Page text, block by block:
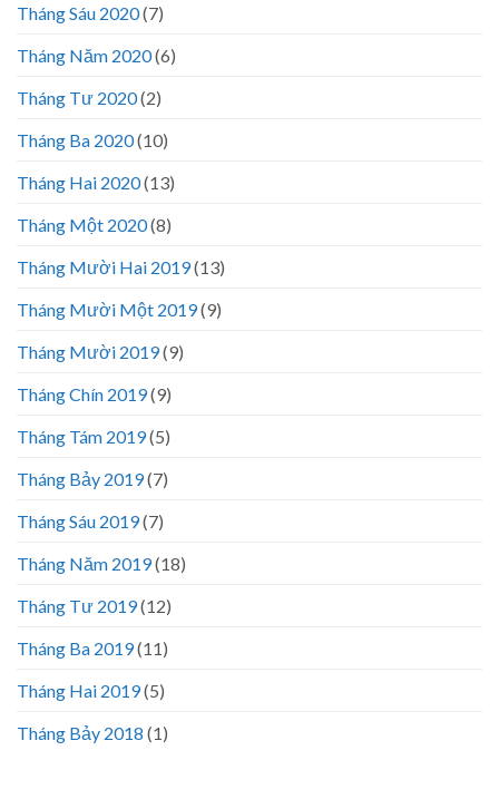
Tháng Sáu 2020(7)
Tháng Năm 2020(6)
Tháng Tư 2020(2)
Tháng Ba 2020(10)
Tháng Hai 2020(13)
Tháng Một 2020(8)
Tháng Mười Hai 2019(13)
Tháng Mười Một 2019(9)
Tháng Mười 2019(9)
Tháng Chín 2019(9)
Tháng Tám 2019(5)
Tháng Bảy 2019(7)
Tháng Sáu 2019(7)
Tháng Năm 2019(18)
Tháng Tư 2019(12)
Tháng Ba 2019(11)
Tháng Hai 2019(5)
Tháng Bảy 2018 (1)